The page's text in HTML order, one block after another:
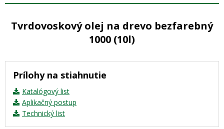
Tvrdovoskový olej na drevo bezfarebný
1000 (10l)
Prílohy na stiahnutie
Katalógový list
Aplikačný postup
Technický list